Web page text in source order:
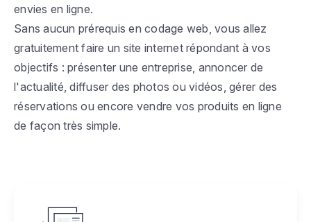
envies en ligne.
Sans aucun prérequis en codage web, vous allez
gratuitement faire un site internet répondant à vos
objectifs : présenter une entreprise, annoncer de
l'actualité, diffuser des photos ou vidéos, gérer des
réservations ou encore vendre vos produits en ligne
de façon très simple.